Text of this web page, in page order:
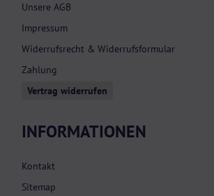
Unsere AGB
Impressum
Widerrufsrecht & Widerrufsformular
Zahlung
Vertrag widerrufen
INFORMATIONEN
Kontakt
Sitemap